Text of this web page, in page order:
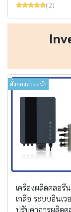
(2)
สั่งจองล่วงหน้า
เครื่องผลิตคลอรี
เกลือ ระบบอินเว
ปรับค่าการผลิตค